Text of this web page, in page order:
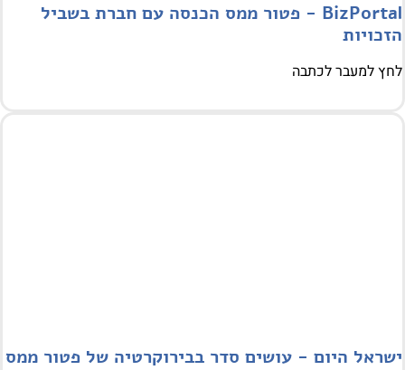
BizPortal - פטור ממס הכנסה עם חברת בשביל
למעבר לכתבה
היום - עושים סדר בבירוקרטיה של פטור ממס